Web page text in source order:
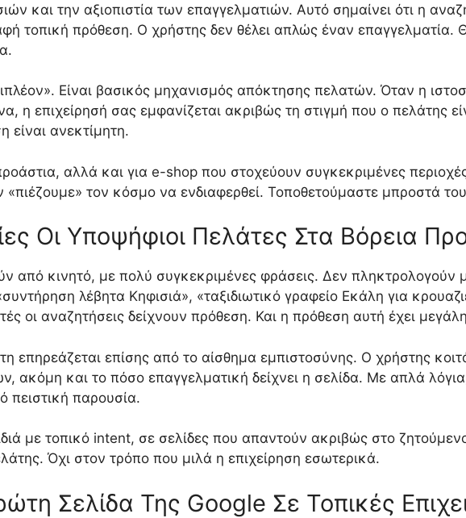
και την αξιοπιστία των επαγγελματιών. Αυτό σημαίνει ότι η
τοπική πρόθεση. Ο χρήστης δεν θέλει απλώς έναν επαγγελματία.
Είναι βασικός μηχανισμός απόκτησης πελατών. Όταν η
η επιχείρησή σας εμφανίζεται ακριβώς τη στιγμή που ο πελάτης
είναι ανεκτίμητη.
αλλά και για e-shop που στοχεύουν συγκεκριμένες
τον κόσμο να ενδιαφερθεί. Τοποθετούμαστε μπροστά
Οι Υποψήφιοι Πελάτες Στα Βόρεια
από κινητό, με πολύ συγκεκριμένες φράσεις. Δεν πληκτρολογούν
λέβητα Κηφισιά», «ταξιδιωτικό γραφείο Εκάλη για
οι αναζητήσεις δείχνουν πρόθεση. Και η πρόθεση αυτή έχει
επηρεάζεται επίσης από το αίσθημα εμπιστοσύνης. Ο χρήστης
ακόμη και το πόσο επαγγελματική δείχνει η σελίδα. Με απλά
πειστική παρουσία.
με τοπικό intent, σε σελίδες που απαντούν ακριβώς στο
Όχι στον τρόπο που μιλά η επιχείρηση εσωτερικά.
Σελίδα Της Google Σε Τοπικές